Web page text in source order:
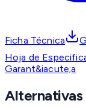
Ficha Técnica
Hoja de
Garant&iacute;a
Alternativas